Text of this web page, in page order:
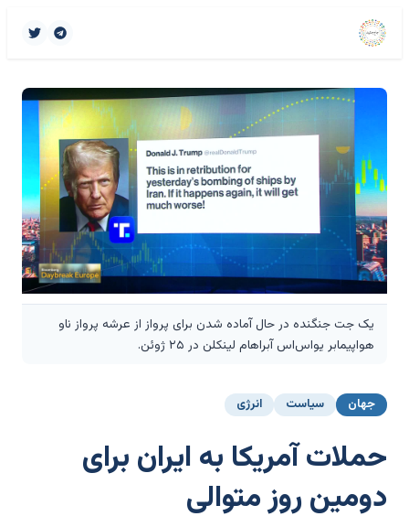
یک جت جنگنده در حال آماده شدن برای پرواز از عرشه پرواز ناو
هواپیمابر یواس‌اس آبراهام لینکلن در ۲۵ ژوئن.
جهان سیاست انرژی
حملات آمریکا به ایران برای
دومین روز متوالی